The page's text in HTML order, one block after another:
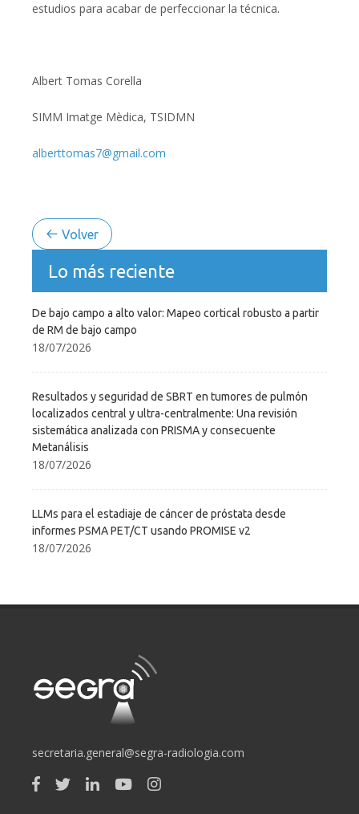
estudios para acabar de perfeccionar la técnica.
Albert Tomas Corella
SIMM Imatge Mèdica, TSIDMN
alberttomas7@gmail.com
Volver
Lo más reciente
De bajo campo a alto valor: Mapeo cortical robusto a partir
de RM de bajo campo
18/07/2026
Resultados y seguridad de SBRT en tumores de pulmón
localizados central y ultra-centralmente: Una revisión
sistemática analizada con PRISMA y consecuente
Metanálisis
18/07/2026
LLMs para el estadiaje de cáncer de próstata desde
informes PSMA PET/CT usando PROMISE v2
18/07/2026
secretaria.general@segra-radiologia.com